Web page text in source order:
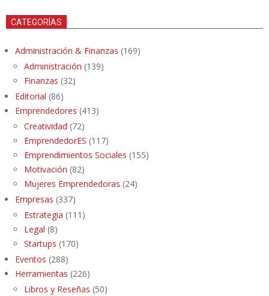
CATEGORÍAS
Administración & Finanzas (169)
Administración (139)
Finanzas (32)
Editorial (86)
Emprendedores (413)
Creatividad (72)
EmprendedorES (117)
Emprendimientos Sociales (155)
Motivación (82)
Mujeres Emprendedoras (24)
Empresas (337)
Estrategia (111)
Legal (8)
Startups (170)
Eventos (288)
Herramientas (226)
Libros y Reseñas (50)